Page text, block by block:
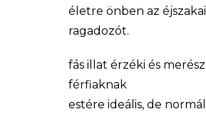
életre önben az éjszakai
ragadozót.
fás illat érzéki és merész
férfiaknak
estére ideális, de normál